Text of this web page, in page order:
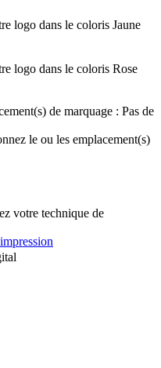
de marquage : Pas de
le ou les emplacement(s)
votre technique de